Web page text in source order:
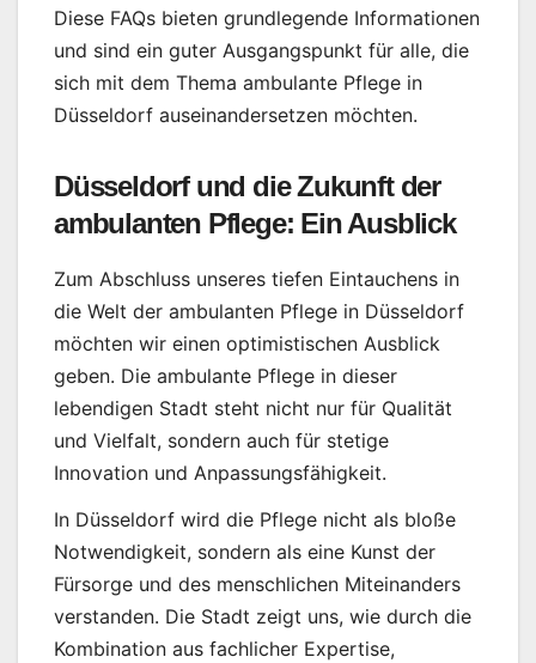
Diese FAQs bieten grundlegende Informationen
und sind ein guter Ausgangspunkt für alle, die
sich mit dem Thema ambulante Pflege in
Düsseldorf auseinandersetzen möchten.
Düsseldorf und die Zukunft der
ambulanten Pflege: Ein Ausblick
Zum Abschluss unseres tiefen Eintauchens in
die Welt der ambulanten Pflege in Düsseldorf
möchten wir einen optimistischen Ausblick
geben. Die ambulante Pflege in dieser
lebendigen Stadt steht nicht nur für Qualität
und Vielfalt, sondern auch für stetige
Innovation und Anpassungsfähigkeit.
In Düsseldorf wird die Pflege nicht als bloße
Notwendigkeit, sondern als eine Kunst der
Fürsorge und des menschlichen Miteinanders
verstanden. Die Stadt zeigt uns, wie durch die
Kombination aus fachlicher Expertise,